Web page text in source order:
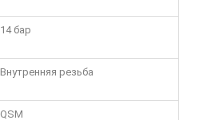
14 бар
Внутренняя резьба
QSM